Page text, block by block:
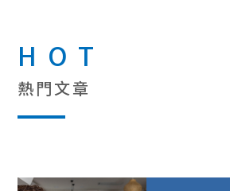
HOT
熱門文章